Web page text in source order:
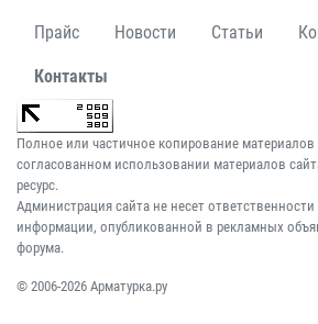
Прайс Новости Статьи
Контакты
Полное или частичное копирование
согласованном использовании материалов
ресурс.
Администрация сайта не несет
информации, опубликованной в рекламных
форума.
© 2006-2026 Арматурка.ру